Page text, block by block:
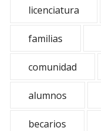
licenciatura
familias
comunidad
alumnos
becarios